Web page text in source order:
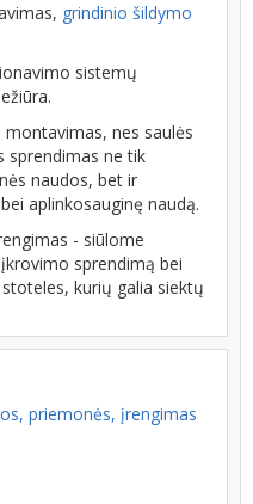
grindinio šildymo
sistemų
nes saulės
sprendimas ne tik
naudos, bet ir
aplinkosauginę naudą.
- siūlome
sprendimą bei
kurių galia siektų
priemonės, įrengimas